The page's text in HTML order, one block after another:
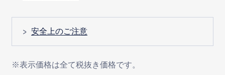
安全上のご注意
※表示価格は全て税抜き価格です。